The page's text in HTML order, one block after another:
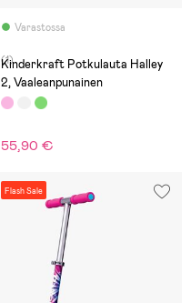
Varastossa
(1)
Kinderkraft Potkulauta Halley
2, Vaaleanpunainen
55,90 €
Flash Sale